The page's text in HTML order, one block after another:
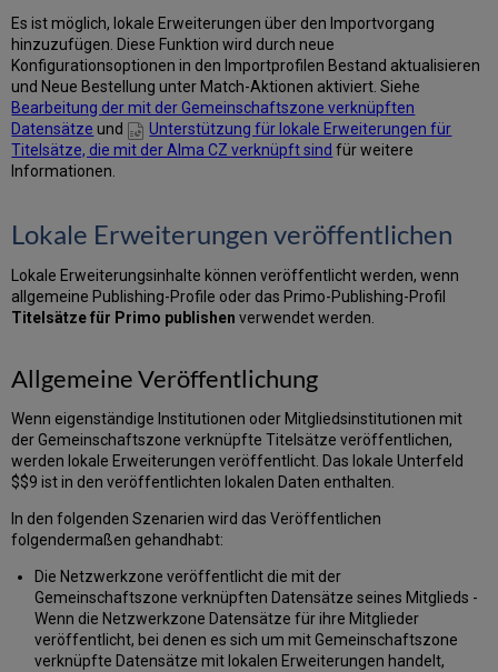
Es ist möglich, lokale Erweiterungen über den Importvorgang
hinzuzufügen. Diese Funktion wird durch neue
Konfigurationsoptionen in den Importprofilen Bestand aktualisieren
und Neue Bestellung unter Match-Aktionen aktiviert. Siehe
Bearbeitung der mit der Gemeinschaftszone verknüpften
Datensätze und
Unterstützung für lokale Erweiterungen für
Titelsätze, die mit der Alma CZ verknüpft sind für weitere
Informationen.
Lokale Erweiterungen veröffentlichen
Lokale Erweiterungsinhalte können veröffentlicht werden, wenn
allgemeine Publishing-Profile oder das Primo-Publishing-Profil
Titelsätze für Primo publishen verwendet werden.
Allgemeine Veröffentlichung
Wenn eigenständige Institutionen oder Mitgliedsinstitutionen mit
der Gemeinschaftszone verknüpfte Titelsätze veröffentlichen,
werden lokale Erweiterungen veröffentlicht. Das lokale Unterfeld
$$9 ist in den veröffentlichten lokalen Daten enthalten.
In den folgenden Szenarien wird das Veröffentlichen
folgendermaßen gehandhabt:
Die Netzwerkzone veröffentlicht die mit der
Gemeinschaftszone verknüpften Datensätze seines Mitglieds -
Wenn die Netzwerkzone Datensätze für ihre Mitglieder
veröffentlicht, bei denen es sich um mit Gemeinschaftszone
verknüpfte Datensätze mit lokalen Erweiterungen handelt,